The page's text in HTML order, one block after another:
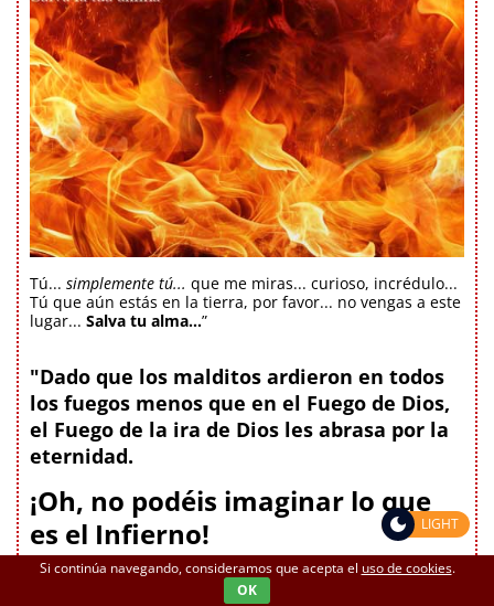
Tú... simplemente tú... que me miras... curioso, incrédulo...
Tú que aún estás en la tierra, por favor... no vengas a este
lugar... Salva tu alma...”
"Dado que los malditos ardieron en todos
los fuegos menos que en el Fuego de Dios,
el Fuego de la ira de Dios les abrasa por la
eternidad.
¡Oh, no podéis imaginar lo que
es el Infierno!
Tomad fuego, llamas, hielo, aguas
desbordantes, hambre, sueño, sed, heridas,
Si continúa navegando, consideramos que acepta el uso de cookies.
OK
LIGHT